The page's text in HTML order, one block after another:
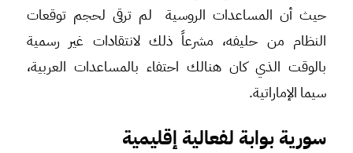
حيث أن المساعدات الروسية لم ترقى لحجم توقعات
النظام من حليفه، مشرعاً ذلك لانتقادات غير رسمية
بالوقت الذي كان هنالك احتفاء بالمساعدات العربية،
سيما الإماراتية.
سورية بوابة لفعالية إقليمية